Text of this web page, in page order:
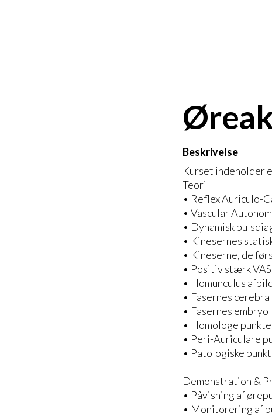
Beskrivelse
Kurset indeholder
Teori
• Reflex Auriculo-
• Vascular
• Dynamisk
• Kinesernes
• Kineserne, de
• Positiv stærk
• Homunculus
• Fasernes
• Fasernes
• Homologe
• Peri-Auriculare
• Patologiske
Demonstration &
• Påvisning af
• Monitorering af